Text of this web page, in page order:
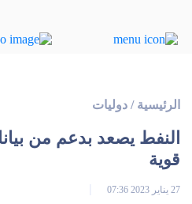
الرئيسية / دوليات
النفط يصعد بدعم من
قوية
27 يناير 2023 07:36